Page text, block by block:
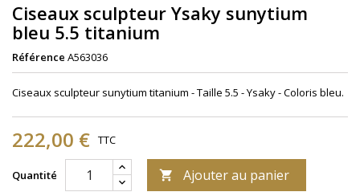
Ciseaux sculpteur Ysaky sunytium
bleu 5.5 titanium
Référence A563036
Ciseaux sculpteur sunytium titanium - Taille 5.5 -Ysaky - Coloris bleu.
222,00 € TTC
Quantité  Ajouter au panier